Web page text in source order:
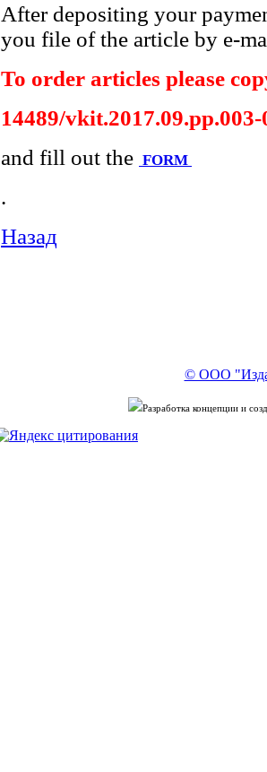
After depositing your
you file of the article by e-
To order articles please
14489/vkit.2017.09.pp.003-
and fill out the FORM
.
Назад
© ООО
Разработка концепции и